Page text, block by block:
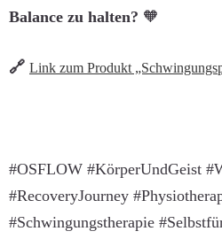
Balance zu halten? 🧡
🔗 Link zum Produkt
#OSFLOW #KörperUndGeist
#RecoveryJourney
#Schwingungstherapie